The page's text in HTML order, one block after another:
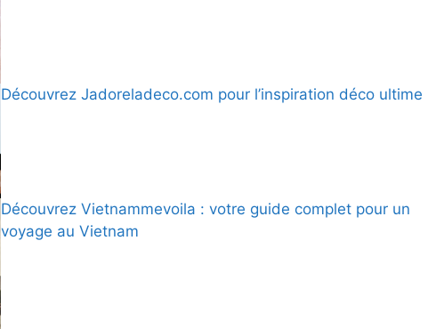
Découvrez Jadoreladeco.com pour l’inspiration déco ultime
Découvrez Vietnammevoila : votre guide complet pour un
voyage au Vietnam